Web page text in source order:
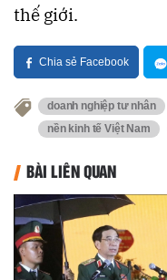
thế giới.
Chia sẻ Facebook
doanh nghiệp tư nhân
nền kinh tế Việt Nam
BÀI LIÊN QUAN